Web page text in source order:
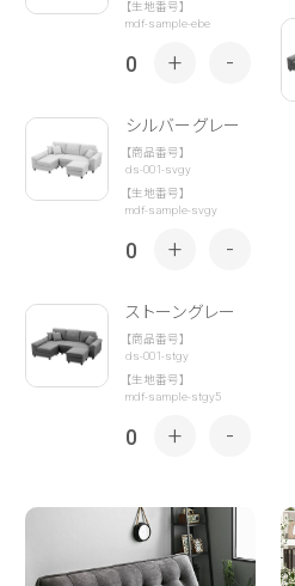
【生地番号】
mdf-sample-ebe
0 + -
シルバーグレー
【商品番号】
ds-001-svgy
【生地番号】
mdf-sample-svgy
0 + -
ストーングレー
【商品番号】
ds-001-stgy
【生地番号】
mdf-sample-stgy5
0 + -